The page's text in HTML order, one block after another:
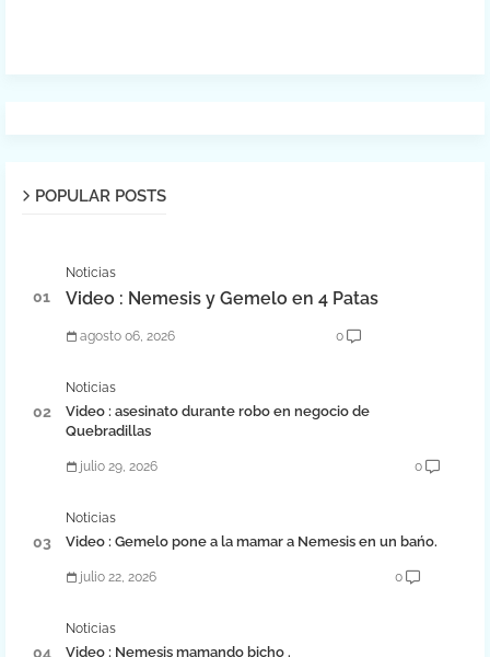
POPULAR POSTS
Noticias
Video : Nemesis y Gemelo en 4 Patas
agosto 06, 2026 0
Noticias
Video : asesinato durante robo en negocio de
Quebradillas
julio 29, 2026 0
Noticias
Video : Gemelo pone a la mamar a Nemesis en un bańo.
julio 22, 2026 0
Noticias
Video : Nemesis mamando bicho .